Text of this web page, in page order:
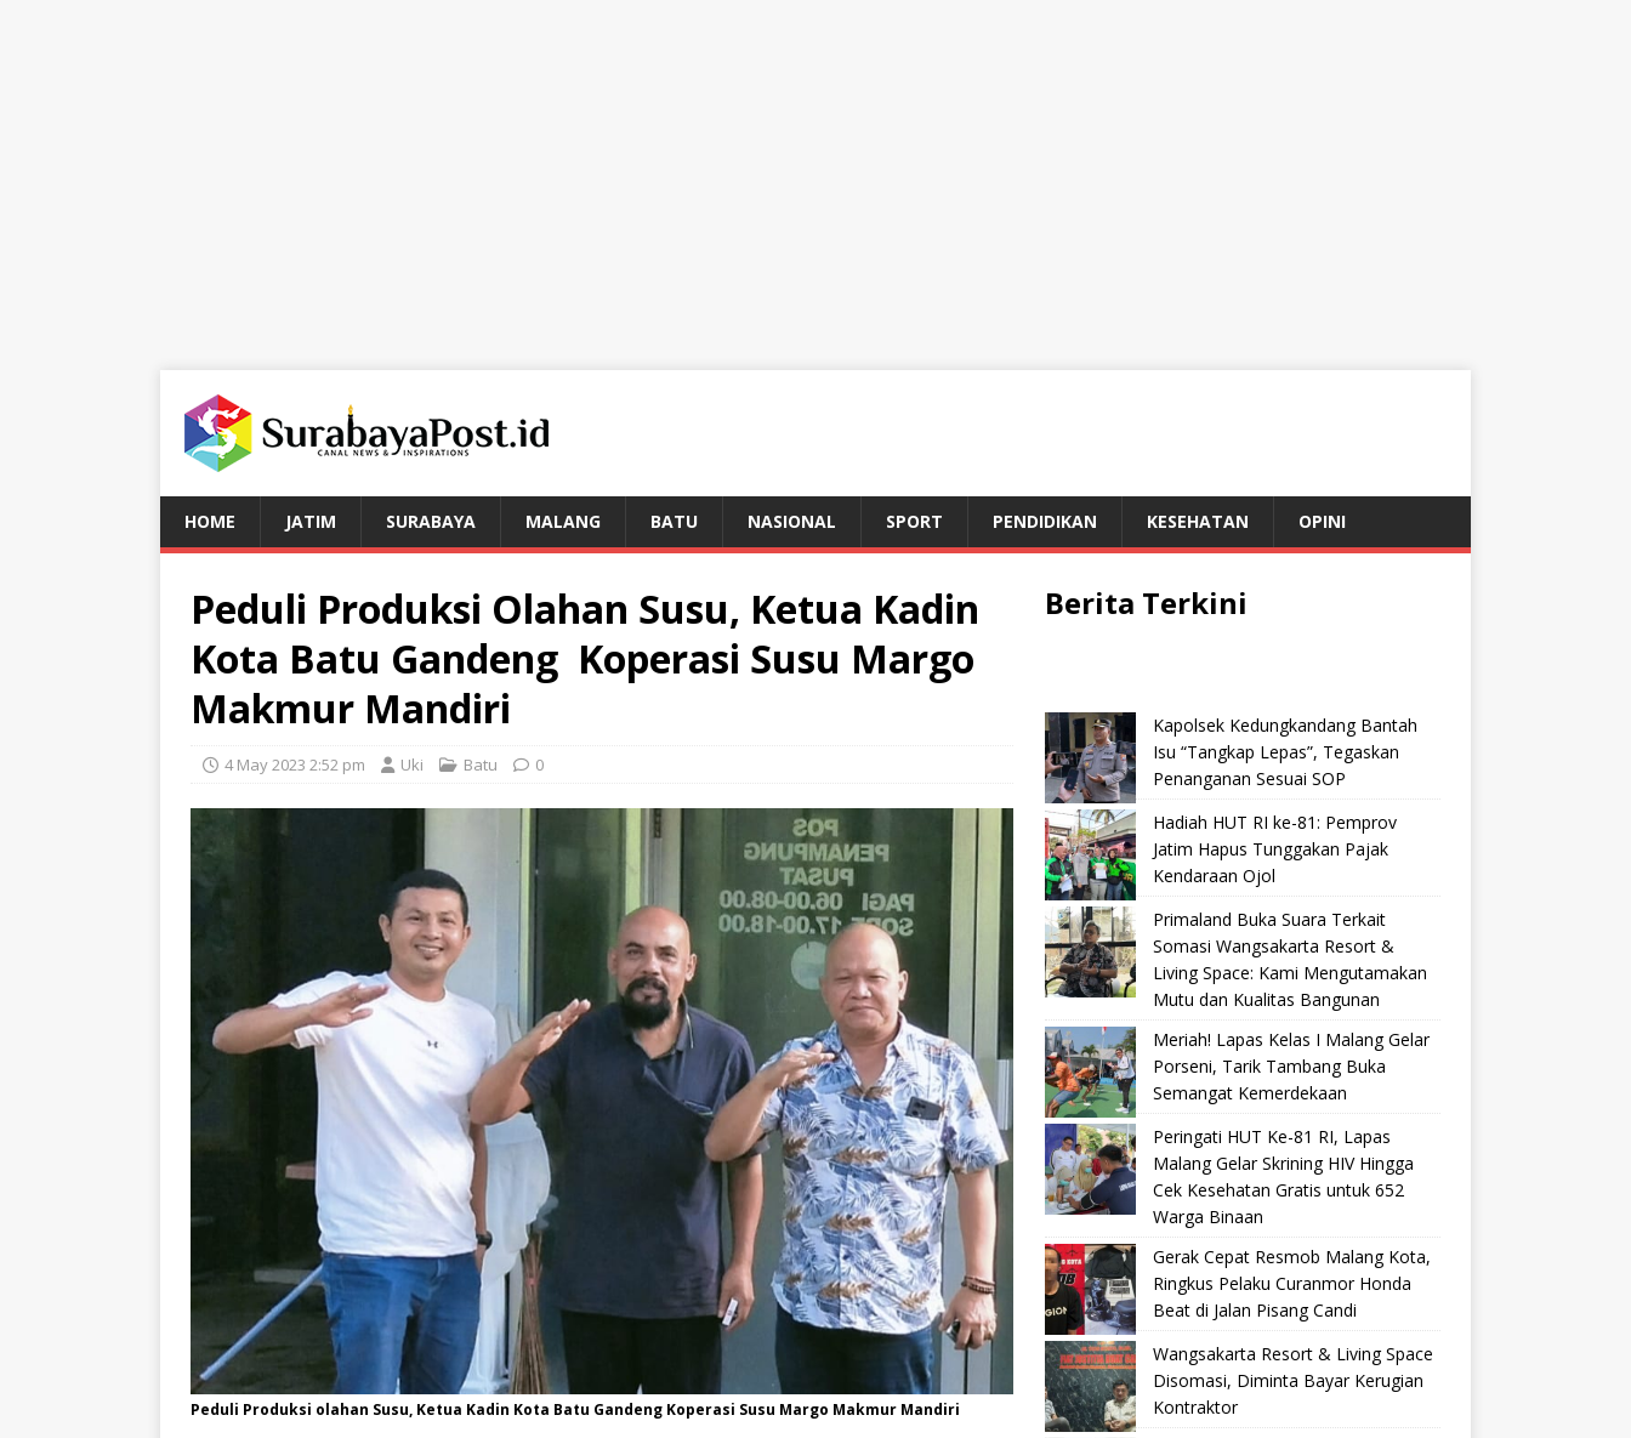
HOME JATIM SURABAYA MALANG BATU NASIONAL SPORT PENDIDIKAN KESEHATAN OPINI
Peduli Produksi Olahan Susu, Ketua Kadin
Kota Batu Gandeng Koperasi Susu Margo
Makmur Mandiri
4 May 2023 2:52 pm Uki Batu 0
Peduli Produksi olahan Susu, Ketua Kadin Kota Batu Gandeng Koperasi Susu Margo Makmur Mandiri
Berita Terkini
Kapolsek Kedungkandang Bantah
Isu “Tangkap Lepas”, Tegaskan
Penanganan Sesuai SOP
Hadiah HUT RI ke-81: Pemprov
Jatim Hapus Tunggakan Pajak
Kendaraan Ojol
Primaland Buka Suara Terkait
Somasi Wangsakarta Resort &
Living Space: Kami Mengutamakan
Mutu dan Kualitas Bangunan
Meriah! Lapas Kelas I Malang Gelar
Porseni, Tarik Tambang Buka
Semangat Kemerdekaan
Peringati HUT Ke-81 RI, Lapas
Malang Gelar Skrining HIV Hingga
Cek Kesehatan Gratis untuk 652
Warga Binaan
Gerak Cepat Resmob Malang Kota,
Ringkus Pelaku Curanmor Honda
Beat di Jalan Pisang Candi
Wangsakarta Resort & Living Space
Disomasi, Diminta Bayar Kerugian
Kontraktor